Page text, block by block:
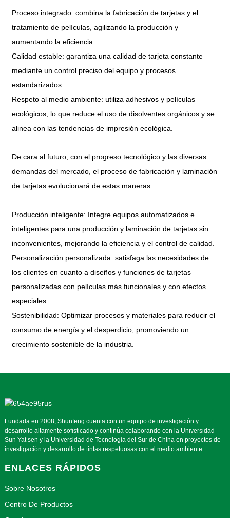
Proceso integrado: combina la fabricación de tarjetas y el
tratamiento de películas, agilizando la producción y
aumentando la eficiencia.
Calidad estable: garantiza una calidad de tarjeta constante
mediante un control preciso del equipo y procesos
estandarizados.
Respeto al medio ambiente: utiliza adhesivos y películas
ecológicos, lo que reduce el uso de disolventes orgánicos y se
alinea con las tendencias de impresión ecológica.
De cara al futuro, con el progreso tecnológico y las diversas
demandas del mercado, el proceso de fabricación y laminación
de tarjetas evolucionará de estas maneras:
Producción inteligente: Integre equipos automatizados e
inteligentes para una producción y laminación de tarjetas sin
inconvenientes, mejorando la eficiencia y el control de calidad.
Personalización personalizada: satisfaga las necesidades de
los clientes en cuanto a diseños y funciones de tarjetas
personalizadas con películas más funcionales y con efectos
especiales.
Sostenibilidad: Optimizar procesos y materiales para reducir el
consumo de energía y el desperdicio, promoviendo un
crecimiento sostenible de la industria.
Fundada en 2008, Shunfeng cuenta con un equipo de investigación y
desarrollo altamente sofisticado y continúa colaborando con la Universidad
Sun Yat sen y la Universidad de Tecnología del Sur de China en proyectos de
investigación y desarrollo de tintas respetuosas con el medio ambiente.
ENLACES RÁPIDOS
Sobre Nosotros
Centro De Productos